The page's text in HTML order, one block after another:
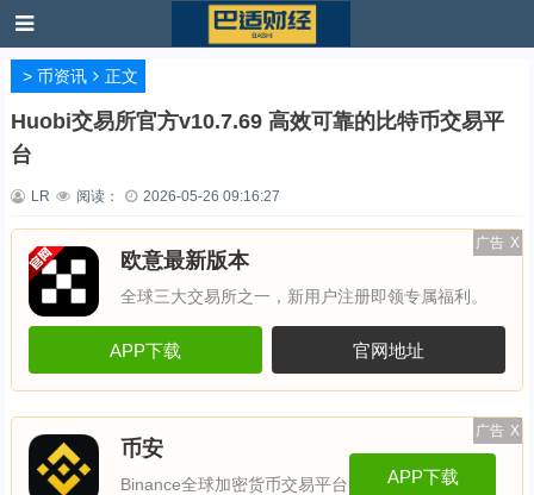
> 币资讯 正文
Huobi交易所官方v10.7.69 高效可靠的比特币交易平
台
LR 阅读： 2026-05-26 09:16:27
广告 X
欧意最新版本
全球三大交易所之一，新用户注册即领专属福利。
APP下载 官网地址
广告 X
币安
Binance全球加密货币交易平台 APP下载